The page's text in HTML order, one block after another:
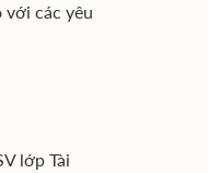
các yêu
lớp Tài